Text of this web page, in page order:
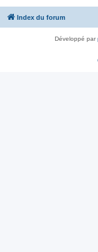
Index du forum
Développé par